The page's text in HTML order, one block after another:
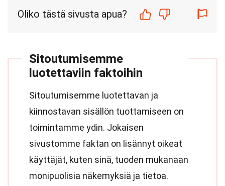
Oliko tästä sivusta apua?
Sitoutumisemme
luotettaviin faktoihin
Sitoutumisemme luotettavan ja
kiinnostavan sisällön tuottamiseen on
toimintamme ydin. Jokaisen
sivustomme faktan on lisännyt oikeat
käyttäjät, kuten sinä, tuoden mukanaan
monipuolisia näkemyksiä ja tietoa.